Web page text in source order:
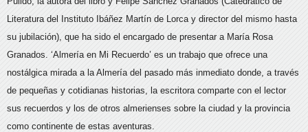
Literatura del Instituto Ibáñez Martín de Lorca y director del mismo hasta
su jubilación), que ha sido el encargado de presentar a María Rosa
Granados. ‘Almería en Mi Recuerdo’ es un trabajo que ofrece una
nostálgica mirada a la Almería del pasado más inmediato donde, a través
de pequeñas y cotidianas historias, la escritora comparte con el lector
sus recuerdos y los de otros almerienses sobre la ciudad y la provincia
como continente de estas aventuras.